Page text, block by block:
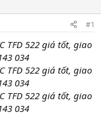
#1
TFD 522 giá tốt, giao
034
TFD 522 giá tốt, giao
034
TFD 522 giá tốt, giao
034